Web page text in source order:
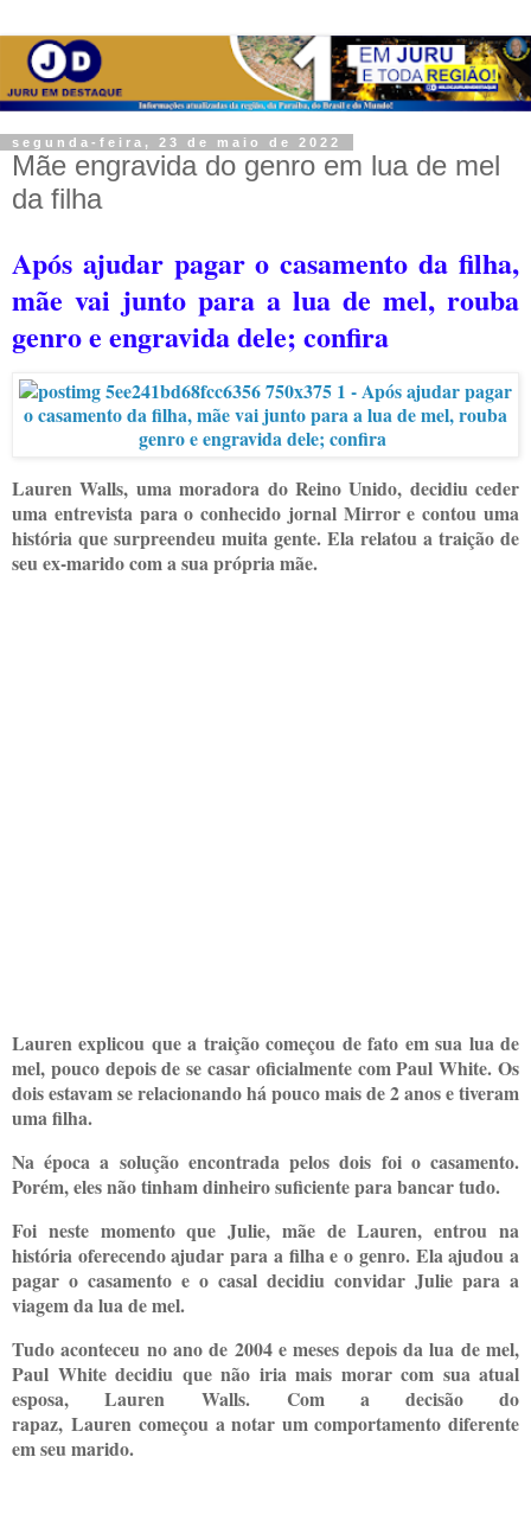
segunda-feira, 23 de maio de 2022
Mãe engravida do genro em lua de mel
da filha
Após ajudar pagar o casamento da filha,
mãe vai junto para a lua de mel, rouba
genro e engravida dele; confira
Lauren Walls, uma moradora do Reino Unido, decidiu ceder
uma entrevista para o conhecido jornal Mirror e contou uma
história que surpreendeu muita gente. Ela relatou a traição de
seu ex-marido com a sua própria mãe.
Lauren explicou que a traição começou de fato em sua lua de
mel, pouco depois de se casar oficialmente com Paul White. Os
dois estavam se relacionando há pouco mais de 2 anos e tiveram
uma filha.
Na época a solução encontrada pelos dois foi o casamento.
Porém, eles não tinham dinheiro suficiente para bancar tudo.
Foi neste momento que Julie, mãe de Lauren, entrou na
história oferecendo ajudar para a filha e o genro. Ela ajudou a
pagar o casamento e o casal decidiu convidar Julie para a
viagem da lua de mel.
Tudo aconteceu no ano de 2004 e meses depois da lua de mel,
Paul White decidiu que não iria mais morar com sua atual
esposa, LaurenWalls. Com a decisão do
rapaz, Laurencomeçou a notar um comportamento diferente
em seu marido.